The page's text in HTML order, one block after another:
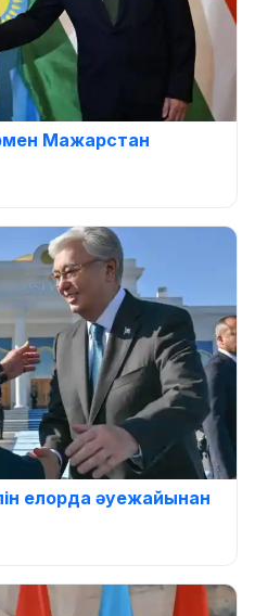
Мажарстан
елорда әуежайынан